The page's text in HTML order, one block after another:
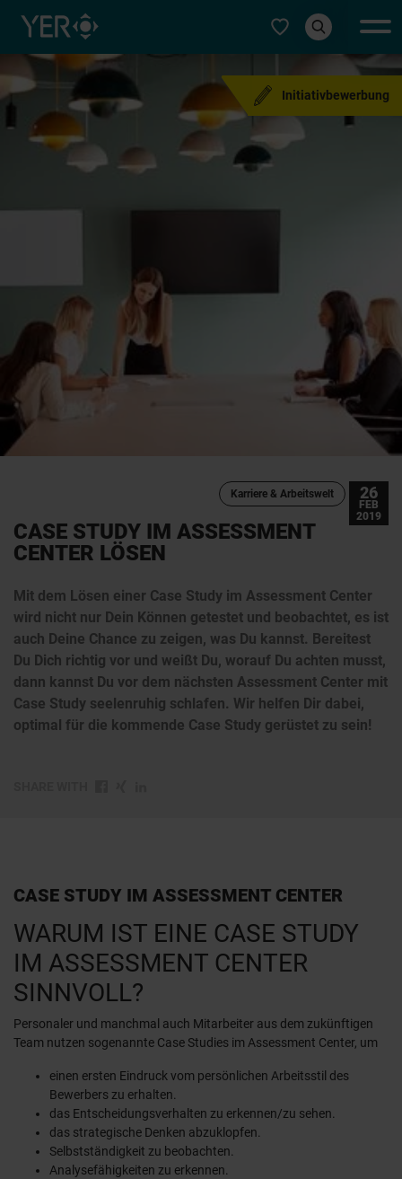
Typ auswählen
Karriere & Arbeitswelt
CASE STUDY IM ASSESSMENT
CENTER LÖSEN
Mit dem Lösen einer Case Study im Assessment Center
wird nicht nur Dein Können getestet und beobachtet, es ist
auch Deine Chance zu zeigen, was Du kannst. Bereitest
Du Dich richtig vor und weißt Du, worauf Du achten musst,
dann kannst Du vor dem nächsten Assessment Center mit
Case Study seelenruhig schlafen. Wir helfen Dir dabei,
optimal für die kommende Case Study gerüstet zu sein!
26
FEB
2019
CASE STUDY IM ASSESSMENT CENTER
WARUM IST EINE CASE STUDY
IM ASSESSMENT CENTER
SINNVOLL?
Personaler und manchmal auch Mitarbeiter aus dem zukünftigen
Team nutzen sogenannte Case Studies im Assessment Center, um
einen ersten Eindruck vom persönlichen Arbeitsstil des
Bewerbers zu erhalten.
das Entscheidungsverhalten zu erkennen/zu sehen.
das strategische Denken abzuklopfen.
Selbstständigkeit zu beobachten.
Analysefähigkeiten zu erkennen.